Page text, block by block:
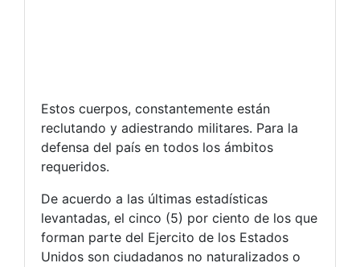
Estos cuerpos, constantemente están
reclutando y adiestrando militares. Para la
defensa del país en todos los ámbitos
requeridos.
De acuerdo a las últimas estadísticas
levantadas, el cinco (5) por ciento de los que
forman parte del Ejercito de los Estados
Unidos son ciudadanos no naturalizados o